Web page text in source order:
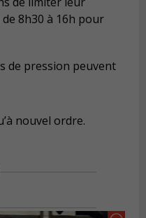
8h30 à 16h pour
de pression peuvent
nouvel ordre.